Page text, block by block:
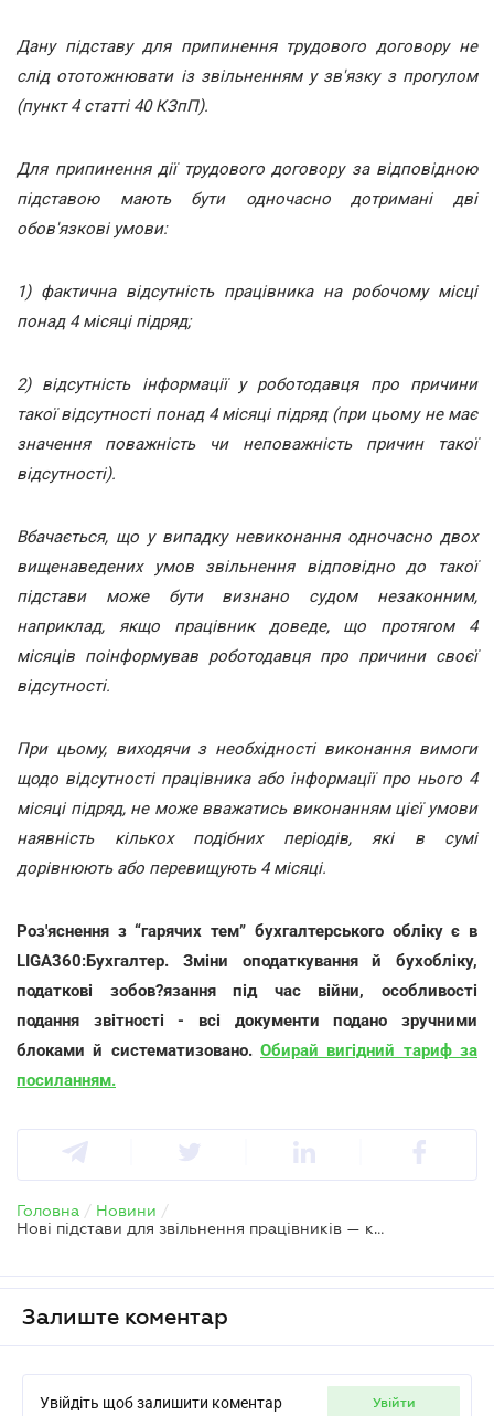
Дану підставу для припинення трудового договору не
слід ототожнювати із звільненням у зв'язку з прогулом
(пункт 4 статті 40 КЗпП).
Для припинення дії трудового договору за відповідною
підставою мають бути одночасно дотримані дві
обов'язкові умови:
1) фактична відсутність працівника на робочому місці
понад 4 місяці підряд;
2) відсутність інформації у роботодавця про причини
такої відсутності понад 4 місяці підряд (при цьому не має
значення поважність чи неповажність причин такої
відсутності).
Вбачається, що у випадку невиконання одночасно двох
вищенаведених умов звільнення відповідно до такої
підстави може бути визнано судом незаконним,
наприклад, якщо працівник доведе, що протягом 4
місяців поінформував роботодавця про причини своєї
відсутності.
При цьому, виходячи з необхідності виконання вимоги
щодо відсутності працівника або інформації про нього 4
місяці підряд, не може вважатись виконанням цієї умови
наявність кількох подібних періодів, які в сумі
дорівнюють або перевищують 4 місяці.
Роз'яснення з “гарячих тем” бухгалтерського обліку є в
LIGA360:Бухгалтер. Зміни оподаткування й бухобліку,
податкові зобов?язання під час війни, особливості
подання звітності - всі документи подано зручними
блоками й систематизовано. Обирай вигідний тариф за
посиланням.
Головна / Новини /
Нові підстави для звільнення працівників — коментар Мінекономіки
Залиште коментар
Увійдіть щоб залишити коментар увійти